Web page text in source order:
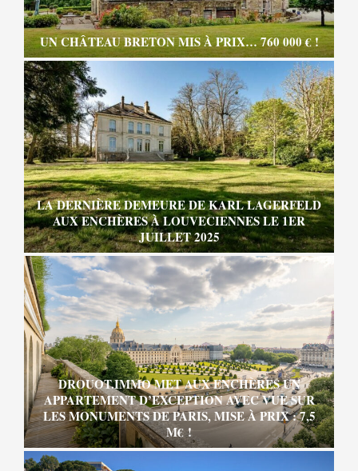
UN CHÂTEAU BRETON MIS À PRIX… 760 000 € !
LA DERNIÈRE DEMEURE DE KARL LAGERFELD
AUX ENCHÈRES À LOUVECIENNES LE 1ER
JUILLET 2025
DROUOT.IMMO MET AUX ENCHÈRES UN
APPARTEMENT D’EXCEPTION AVEC VUE SUR
LES MONUMENTS DE PARIS, MISE À PRIX : 7,5
M€ !